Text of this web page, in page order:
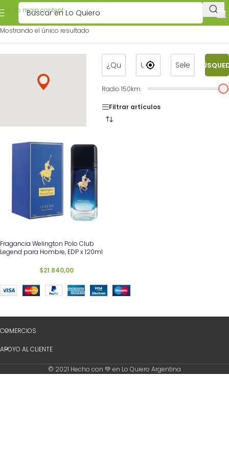
Skip to main content
Mostrando el único resultado
Radio150km
Filtrar artículos
Fragancia Welington Polo Club
Legend para Hombre, EDP x 120ml
$21.840,00
COMERCIOS
APOYO AL CLIENTE
© 2021 Hecho con 💚 en Lo Quiero Argentina